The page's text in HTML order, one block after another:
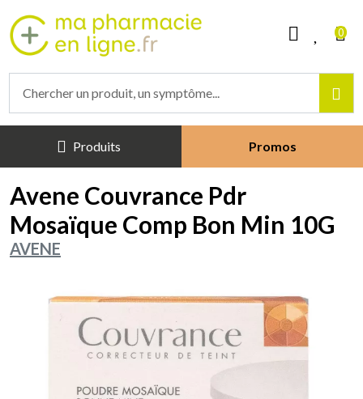
0
Produits Promos
Avene Couvrance Pdr
Mosaïque Comp Bon Min 10G
AVENE